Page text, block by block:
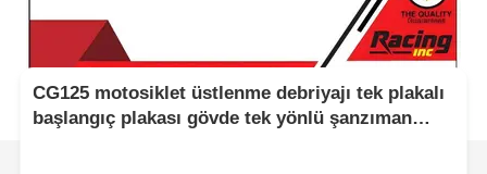
CG125 motosiklet üstlenme debriyajı tek plakalı
başlangıç plakası gövde tek yönlü şanzıman